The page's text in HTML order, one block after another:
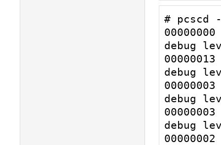
# pcscd
debug
debug
debug
debug